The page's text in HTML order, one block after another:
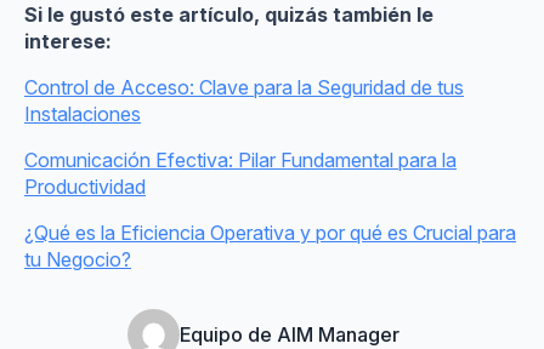
Si le gustó este artículo, quizás también le
interese:
Control de Acceso: Clave para la Seguridad de tus
Instalaciones
Comunicación Efectiva: Pilar Fundamental para la
Productividad
¿Qué es la Eficiencia Operativa y por qué es Crucial para
tu Negocio?
Equipo de AIM Manager